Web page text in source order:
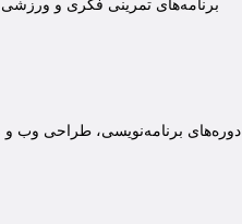
برنامه‌های تمرینی فکری و
دوره‌های برنامه‌نویسی، طراحی وب و